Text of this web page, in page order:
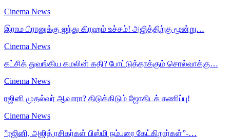
Cinema News
இராம பிரானுக்கு ஐந்து கிரஹம் உச்சம்! அஜித்திற்கு மூன்று…
Cinema News
கட்சித் துவங்கிய கமலின் கதி? போட்டுத்தாக்கும் சொல்வாக்கு…
Cinema News
ரஜினி முதல்வர் ஆவாரா? திடுக்கிடும் ஜோதிடக் கணிப்பு!
Cinema News
”ரஜினி, அஜித் ரசிகர்கள் பிஸ்மி நம்பரை கேட்கிறார்கள்”-…